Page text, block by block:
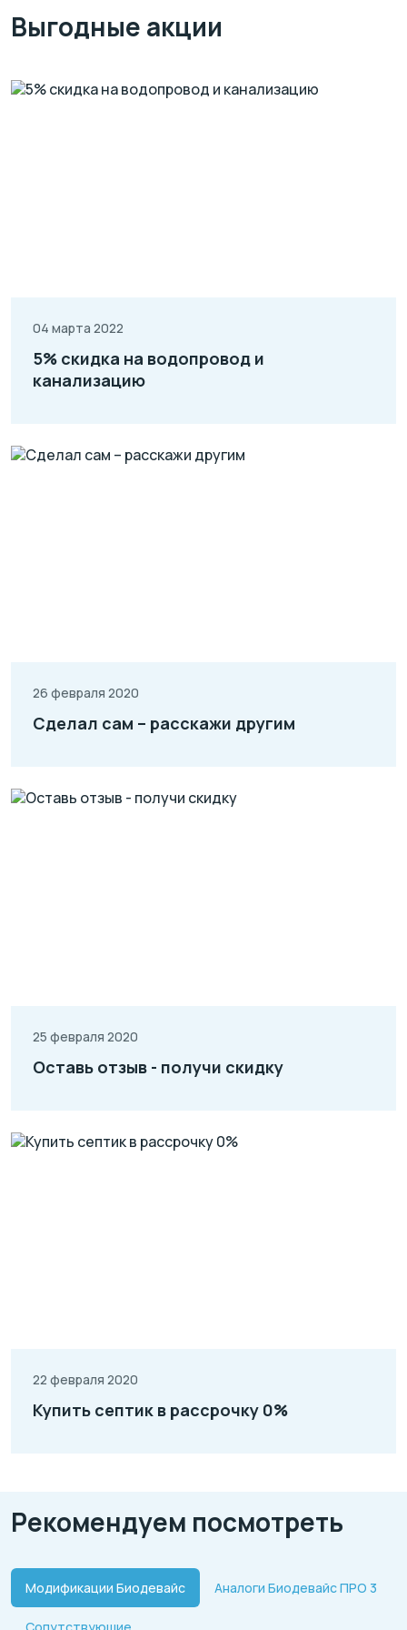
Выгодные акции
04 марта 2022
5% скидка на водопровод и
канализацию
26 февраля 2020
Сделал сам – расскажи другим
25 февраля 2020
Оставь отзыв - получи скидку
22 февраля 2020
Купить септик в рассрочку 0%
Рекомендуем посмотреть
Модификации Биодевайс Аналоги Биодевайс ПРО 3